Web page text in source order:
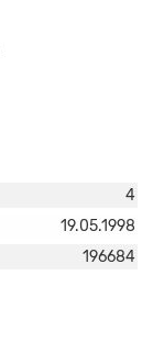
4
19.05.1998
196684